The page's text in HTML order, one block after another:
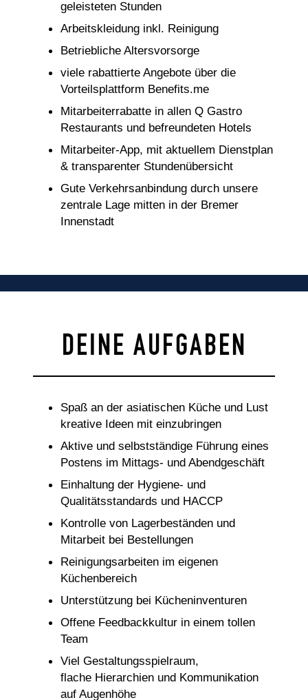
geleisteten Stunden
Arbeitskleidung inkl. Reinigung
Betriebliche Altersvorsorge
viele rabattierte Angebote über die
Vorteilsplattform Benefits.me
Mitarbeiterrabatte in allen Q Gastro
Restaurants und befreundeten Hotels
Mitarbeiter-App, mit aktuellem Dienstplan
& transparenter Stundenübersicht
Gute Verkehrsanbindung durch unsere
zentrale Lage mitten in der Bremer
Innenstadt
DEINE AUFGABEN
Spaß an der asiatischen Küche und Lust
kreative Ideen mit einzubringen
Aktive und selbstständige Führung eines
Postens im Mittags- und Abendgeschäft
Einhaltung der Hygiene- und
Qualitätsstandards und HACCP
Kontrolle von Lagerbeständen und
Mitarbeit bei Bestellungen
Reinigungsarbeiten im eigenen
Küchenbereich
Unterstützung bei Kücheninventuren
Offene Feedbackkultur in einem tollen
Team
Viel Gestaltungsspielraum,
flache Hierarchien und Kommunikation
auf Augenhöhe